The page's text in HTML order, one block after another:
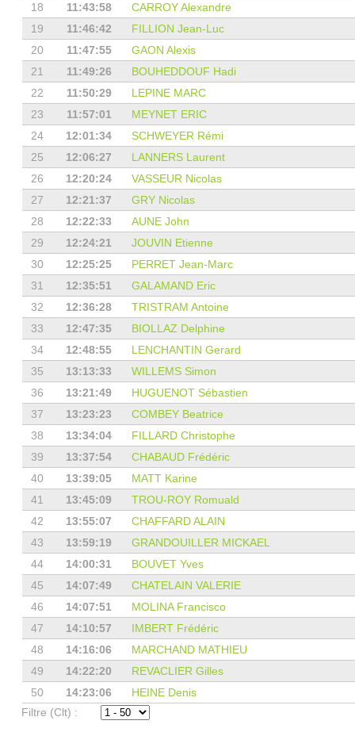
18
11:43:58
CARROY Alexandre
19
11:46:42
FILLION Jean-Luc
20
11:47:55
GAON Alexis
21
11:49:26
BOUHEDDOUF Hadi
22
11:50:29
LEPINE MARC
23
11:57:01
MEYNET ERIC
24
12:01:34
SCHWEYER Rémi
25
12:06:27
LANNERS Laurent
26
12:20:24
VASSEUR Nicolas
27
12:21:37
GRY Nicolas
28
12:22:33
AUNE John
29
12:24:21
JOUVIN Etienne
30
12:25:25
PERRET Jean-Marc
31
12:35:51
GALAMAND Eric
32
12:36:28
TRISTRAM Antoine
33
12:47:35
BIOLLAZ Delphine
34
12:48:55
LENCHANTIN Gerard
35
13:13:33
WILLEMS Simon
36
13:21:49
HUGUENOT Sébastien
37
13:23:23
COMBEY Beatrice
38
13:34:04
FILLARD Christophe
39
13:37:54
CHABAUD Frédéric
40
13:39:05
MATT Karine
41
13:45:09
TROU-ROY Romuald
42
13:55:07
CHAFFARD ALAIN
43
13:59:19
GRANDOUILLER MICKAEL
44
14:00:31
BOUVET Yves
45
14:07:49
CHATELAIN VALERIE
46
14:07:51
MOLINA Francisco
47
14:10:57
IMBERT Frédéric
48
14:16:06
MARCHAND MATHIEU
49
14:22:20
REVACLIER Gilles
50
14:23:06
HEINE Denis
Filtre (Clt) :